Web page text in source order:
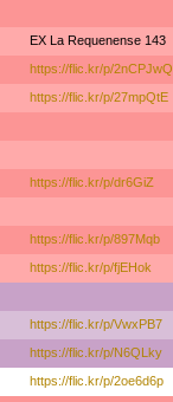
EX La Requenense 143
https://flic.kr/p/2nCPJwQ
https://flic.kr/p/27mpQtE
https://flic.kr/p/dr6GiZ
https://flic.kr/p/897Mqb
https://flic.kr/p/fjEHok
https://flic.kr/p/VwxPB7
https://flic.kr/p/N6QLky
https://flic.kr/p/2oe6d6p